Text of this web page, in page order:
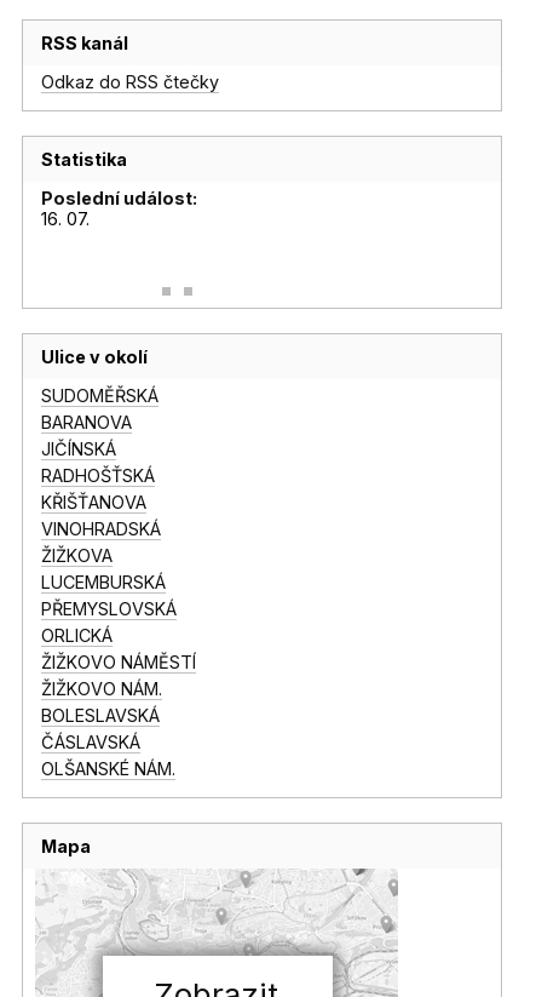
RSS kanál
Odkaz do RSS čtečky
Statistika
Poslední událost:
16. 07.
Ulice v okolí
SUDOMĚŘSKÁ
BARANOVA
JIČÍNSKÁ
RADHOŠŤSKÁ
KŘIŠŤANOVA
VINOHRADSKÁ
ŽIŽKOVA
LUCEMBURSKÁ
PŘEMYSLOVSKÁ
ORLICKÁ
ŽIŽKOVO NÁMĚSTÍ
ŽIŽKOVO NÁM.
BOLESLAVSKÁ
ČÁSLAVSKÁ
OLŠANSKÉ NÁM.
Mapa